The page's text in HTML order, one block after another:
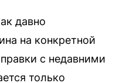
давно
на конкретной
с недавними
только